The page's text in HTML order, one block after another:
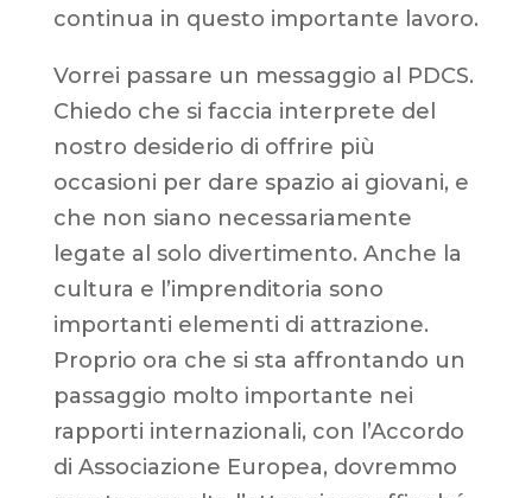
continua in questo importante lavoro.
Vorrei passare un messaggio al PDCS.
Chiedo che si faccia interprete del
nostro desiderio di offrire più
occasioni per dare spazio ai giovani, e
che non siano necessariamente
legate al solo divertimento. Anche la
cultura e l’imprenditoria sono
importanti elementi di attrazione.
Proprio ora che si sta affrontando un
passaggio molto importante nei
rapporti internazionali, con l’Accordo
di Associazione Europea, dovremmo